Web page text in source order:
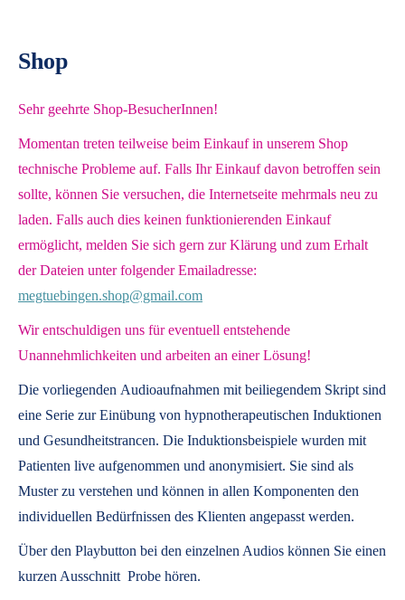
Shop
Sehr geehrte Shop-BesucherInnen!
Momentan treten teilweise beim Einkauf in unserem Shop
technische Probleme auf. Falls Ihr Einkauf davon betroffen sein
sollte, können Sie versuchen, die Internetseite mehrmals neu zu
laden. Falls auch dies keinen funktionierenden Einkauf
ermöglicht, melden Sie sich gern zur Klärung und zum Erhalt
der Dateien unter folgender Emailadresse:
megtuebingen.shop@gmail.com
Wir entschuldigen uns für eventuell entstehende
Unannehmlichkeiten und arbeiten an einer Lösung!
Die vorliegenden Audioaufnahmen mit beiliegendem Skript sind
eine Serie zur Einübung von hypnotherapeutischen Induktionen
und Gesundheitstrancen. Die Induktionsbeispiele wurden mit
Patienten live aufgenommen und anonymisiert. Sie sind als
Muster zu verstehen und können in allen Komponenten den
individuellen Bedürfnissen des Klienten angepasst werden.
Über den Playbutton bei den einzelnen Audios können Sie einen
kurzen Ausschnitt Probe hören.